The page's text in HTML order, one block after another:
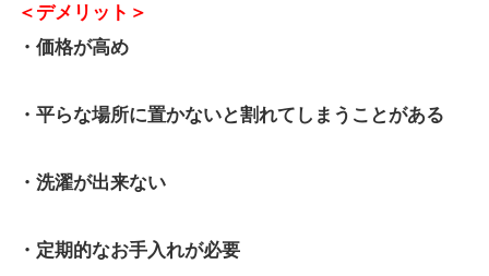
＜デメリット＞
・価格が高め
・平らな場所に置かないと割れてしまうことがある
・洗濯が出来ない
・定期的なお手入れが必要